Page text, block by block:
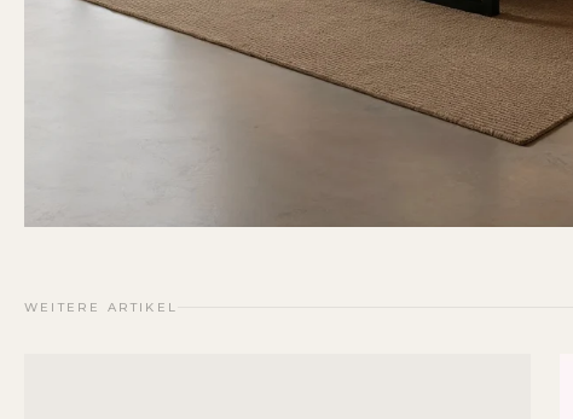
WEITERE ARTIKEL